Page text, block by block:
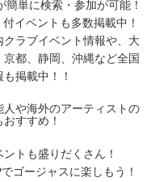
簡単に検索・参加が可能！
イベントも多数掲載中！
ラブイベント情報や、大
都、静岡、沖縄など全国
掲載中！！
や海外のアーティストの
すすめ！
トも盛りだくさん！
ゴージャスに楽しもう！